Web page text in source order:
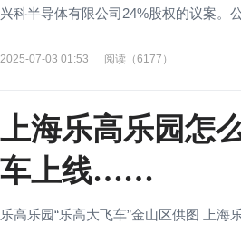
兴科半导体有限公司24%股权的议案。
2025-07-03 01:53 阅读（6177）
上海乐高乐园怎
车上线……
乐高乐园“乐高大飞车”金山区供图 上